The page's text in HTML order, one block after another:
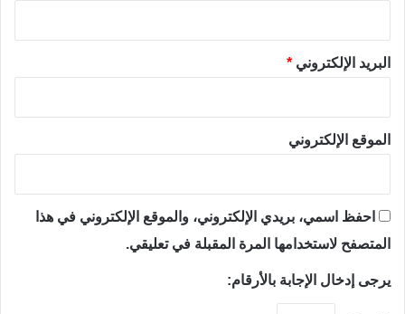
البريد الإلكتروني *
الموقع الإلكتروني
احفظ اسمي، بريدي الإلكتروني، والموقع الإلكتروني في هذا
المتصفح لاستخدامها المرة المقبلة في تعليقي.
يرجى إدخال الإجابة بالأرقام: